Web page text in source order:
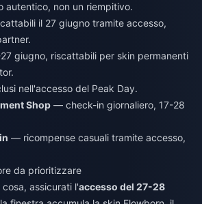
autentico, non un riempitivo.
il 27 giugno tramite accesso,
giugno, riscattabili per skin permanenti
nell'accesso del Peak Day.
Shop — check-in giornaliero, 17-28
— ricompense casuali tramite accesso,
da prioritizzare
assicurati l'accesso del 27-28